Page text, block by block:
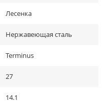
Лесенка
Нержавеющая сталь
Terminus
27
14.1